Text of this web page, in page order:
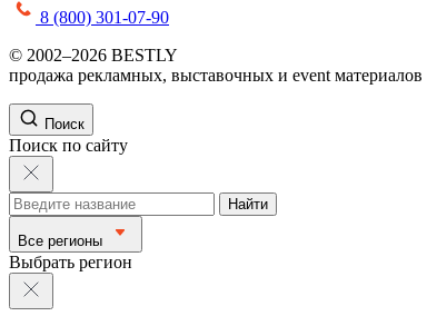
8 (800) 301-07-90
© 2002–2026 BESTLY
продажа рекламных, выставочных и event материалов
Поиск
Поиск по сайту
Найти
Все регионы
Выбрать регион